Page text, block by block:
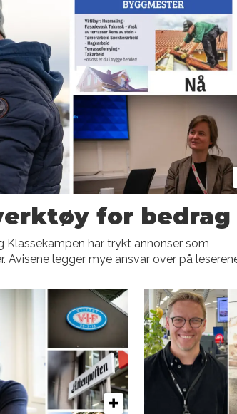
for bedrag
Klassekampen har trykt annonser som
Avisene legger mye ansvar over på